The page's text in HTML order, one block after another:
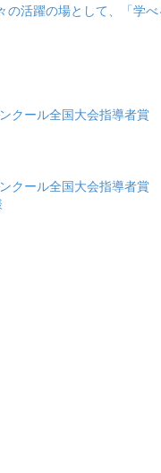
の活躍の場として、「学
クール全国大会指導者賞
クール全国大会指導者賞